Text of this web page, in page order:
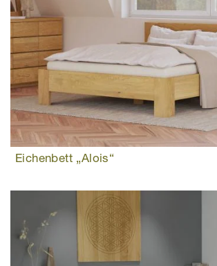
Eichenbett „Alois“